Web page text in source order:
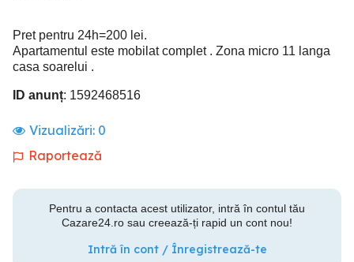
Pret pentru 24h=200 lei.
Apartamentul este mobilat complet . Zona micro 11 langa
casa soarelui .
ID anunț: 1592468516
Vizualizări: 0
Raportează
Pentru a contacta acest utilizator, intră în contul tău
Cazare24.ro sau creează-ți rapid un cont nou!
Intră în cont / Înregistrează-te